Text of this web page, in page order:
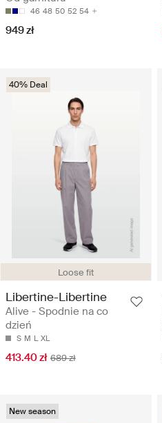
46 48 50 52 54
949 zł
Loose fit
40% Deal
Libertine-Libertine
Alive - Spodnie na co
dzień
S M L XL
413.40 zł 689 zł
New season